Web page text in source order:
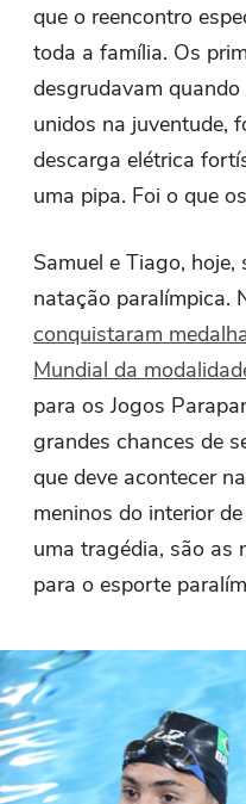
que o reencontro
toda a família. Os
desgrudavam
unidos na juventude,
descarga elétrica
uma pipa. Foi o que
Samuel e Tiago,
natação paralímpica.
conquistaram
Mundial da
para os Jogos
grandes chances de
que deve acontecer
meninos do interior
uma tragédia, são as
para o esporte